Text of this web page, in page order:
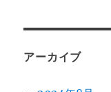
アーカイブ